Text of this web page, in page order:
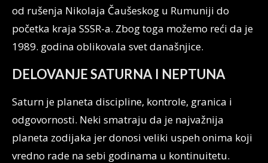
od rušenja Nikolaja Čaušeskog u Rumuniji do
početka kraja SSSR-a. Zbog toga možemo reći da je
1989. godina oblikovala svet današnjice.
DELOVANJE SATURNA I NEPTUNA
Saturn je planeta discipline, kontrole, granica i
odgovornosti. Neki smatraju da je najvažnija
planeta zodijaka jer donosi veliki uspeh onima koji
vredno rade na sebi godinama u kontinuitetu.